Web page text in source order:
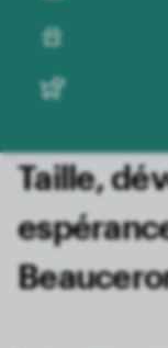
Taille,